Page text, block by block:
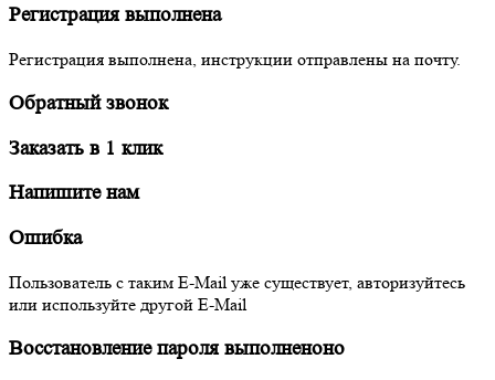
Регистрация выполнена
Регистрация выполнена, инструкции отправлены на почту.
Обратный звонок
Заказать в 1 клик
Напишите нам
Ошибка
Пользователь с таким E-Mail уже существует, авторизуйтесь
или используйте другой E-Mail
Восстановление пароля выполненоно